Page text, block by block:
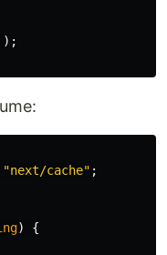
);
"next/cache" ;
)
{